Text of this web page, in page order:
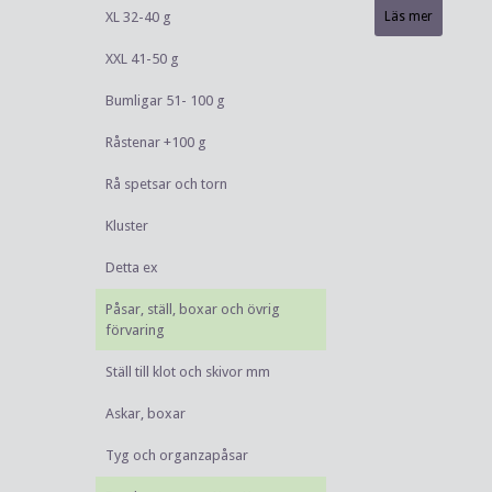
XL 32-40 g
XXL 41-50 g
Bumligar 51- 100 g
Råstenar +100 g
Rå spetsar och torn
Kluster
Detta ex
Påsar, ställ, boxar och övrig
förvaring
Ställ till klot och skivor mm
Askar, boxar
Tyg och organzapåsar
Läs mer